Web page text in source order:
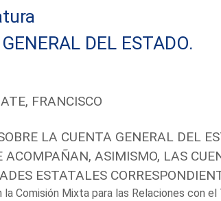
DEL ESTADO.
FRANCISCO
LA CUENTA GENERAL DEL
ACOMPAÑAN, ASIMISMO, LAS
ESTATALES
la Comisión Mixta para las Relaciones con